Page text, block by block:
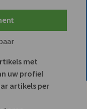
met
uw profiel
artikels per